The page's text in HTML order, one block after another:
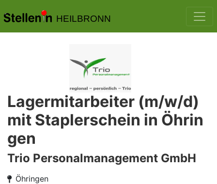
HEILBRONN
Lagermitarbeiter (m/w/d)
mit Staplerschein in Öhrin
gen
Trio Personalmanagement GmbH
Öhringen